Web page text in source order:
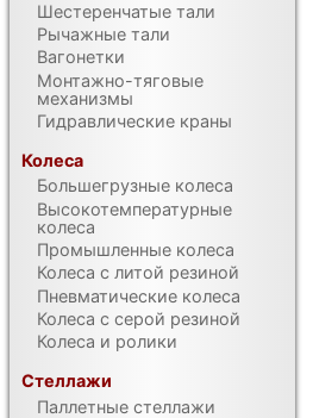
Шестеренчатые тали
Рычажные тали
Вагонетки
Монтажно-тяговые
механизмы
Гидравлические краны
Колеса
Большегрузные колеса
Высокотемпературные
колеса
Промышленные колеса
Колеса с литой резиной
Пневматические колеса
Колеса с серой резиной
Колеса и ролики
Стеллажи
Паллетные стеллажи